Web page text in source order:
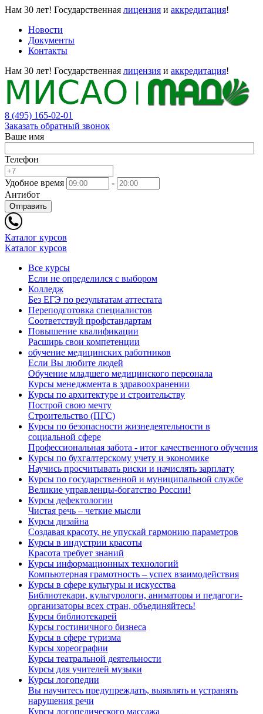
Нам 30 лет! Государственная лицензия и аккредитация!
Новости
Документы
Контакты
Нам 30 лет! Государственная лицензия и аккредитация!
8 (495) 165-02-01
Заказать обратный звонок
Ваше имя
Телефон
Удобное время
-
Антибот
Отправить
Каталог курсов
Каталог курсов
Все курсы
Если не определился с выбором
Колледж
Без ЕГЭ по результатам аттестата
Переподготовка специалистов
Соответствуй профстандартам
Повышение квалификации
Расширь свои компетенции
обучение медицинских работников
Если Вы любите людей
Обучение младшего медицинского персонала
Курсы менеджмента в здравоохранении
Курсы по архитектуре и строительству
Построй свою мечту
Строительство (ПГС)
Курсы по безопасности жизнедеятельности в
социальной сфере
Профессиональная забота - итог качественного обучения
Курсы по бухгалтерскому учету и экономике
Научись просчитывать риски и начислять зарплату
Курсы по государственной и муниципальной службе
Великие управленцы-богатство России!
Курсы дефектологии
Чистая речь – четкие мысли
Курсы дизайна
Создавая красоту, не упускай гармонию параметров
Курсы в индустрии красоты
Красота требует знаний
Курсы информационных технологий
Компьютерная грамотность – успех взаимодействия
Курсы в сфере культуры и искусства
Библиотекари, культурологи, аниматоры и педагоги-
организаторы всех стран, объединяйтесь!
Курсы библиотекарей
Курсы гостиничного бизнеса
Курсы в сфере туризма
Курсы хореографии
Курсы театральной деятельности
Курсы для учителей музыки
Курсы логопедии
Вы научитесь предупреждать, выявлять и устранять
нарушения речи
Курсы логопедического массажа